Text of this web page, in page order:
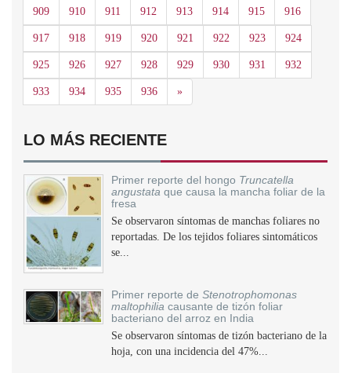
909 910 911 912 913 914 915 916
917 918 919 920 921 922 923 924
925 926 927 928 929 930 931 932
933 934 935 936 »Siguiente
LO MÁS RECIENTE
Primer reporte del hongo Truncatella
angustata que causa la mancha foliar de la
fresa
Se observaron síntomas de manchas foliares no
reportadas. De los tejidos foliares sintomáticos
se...
Primer reporte de Stenotrophomonas
maltophilia causante de tizón foliar
bacteriano del arroz en India
Se observaron síntomas de tizón bacteriano de la
hoja, con una incidencia del 47%...